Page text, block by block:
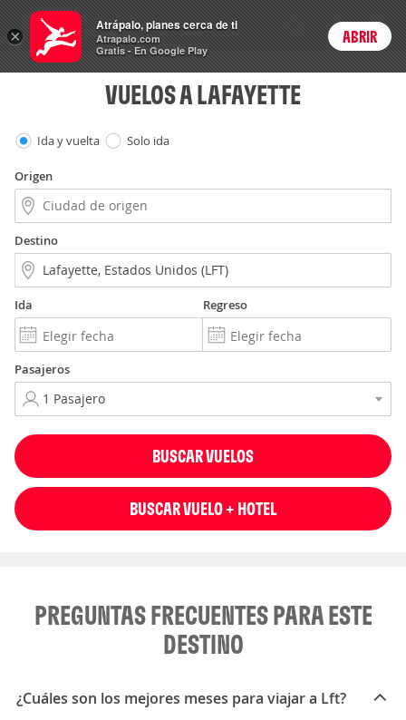
Vuelos Login
VUELOS A LAFAYETTE
Ida y vuelta Solo ida
Origen
Destino
Ida Regreso
Pasajeros
BUSCAR VUELOS
BUSCAR VUELO + HOTEL
PREGUNTAS FRECUENTES PARA ESTE
DESTINO
¿Cuáles son los mejores meses para viajar a Lft?
×
Atrápalo, planes cerca de ti
Atrapalo.com
Gratis - En Google Play
ABRIR